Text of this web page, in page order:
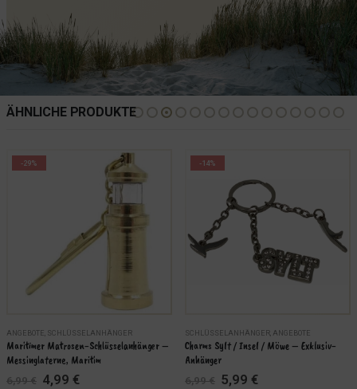
ÄHNLICHE PRODUKTE
-29%
ANGEBOTE SCHLÜSSELANHÄNGER
Maritimer Matrosen-Schlüsselanhänger –
Messinglaterne, Maritim
6,99€ Ursprünglicher
4,99 €Aktueller
-14%
SCHLÜSSELANHÄNGER ANGEBOTE
Charms Sylt / Insel / Möwe – Exklusiv-
Anhänger
6,99€ Ursprünglicher
5,99 €Aktueller